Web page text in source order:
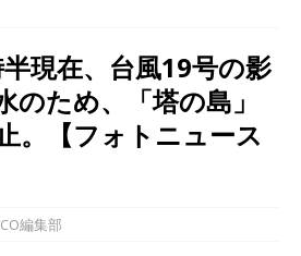
現在、台風19号の影
のため、「塔の島」
。【フォトニュース
編集部